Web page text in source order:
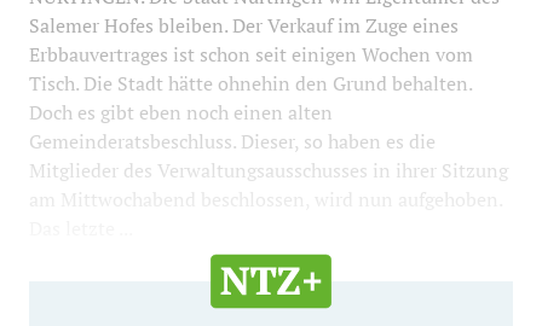
Salemer Hofes bleiben. Der Verkauf im Zuge eines
Erbbauvertrages ist schon seit einigen Wochen vom
Tisch. Die Stadt hätte ohnehin den Grund behalten.
Doch es gibt eben noch einen alten
Gemeinderatsbeschluss. Dieser, so haben es die
Mitglieder des Verwaltungsausschusses in ihrer Sitzung
am Mittwochabend beschlossen, wird nun aufgehoben.